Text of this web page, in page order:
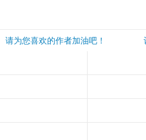
请为您喜欢的作者加油吧！ 认